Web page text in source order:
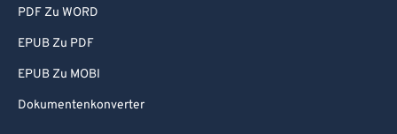
PDF Zu WORD
EPUB Zu PDF
EPUB Zu MOBI
Dokumentenkonverter